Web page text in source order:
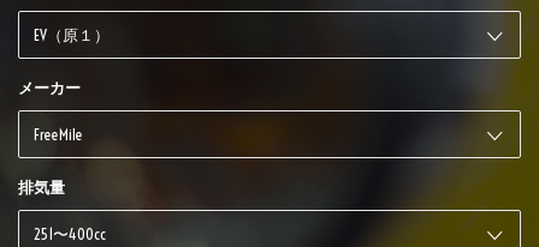
メーカー
排気量